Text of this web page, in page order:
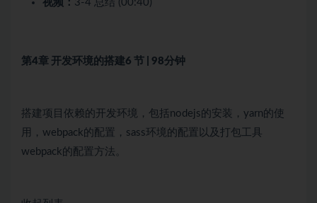
视频： 3-4 总结 (00:40)
第4章 开发环境的搭建6 节 | 98分钟
搭建项目依赖的开发环境，包括nodejs的安装，yarn的使
用，webpack的配置，sass环境的配置以及打包工具
webpack的配置方法。